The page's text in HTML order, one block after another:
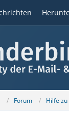
Forum Hilfe